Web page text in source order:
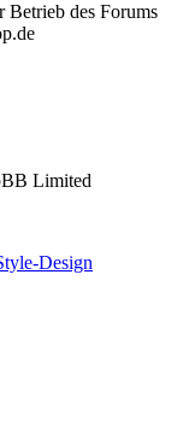
des Forums
Limited
Design